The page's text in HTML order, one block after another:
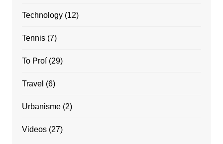
Technology(12)
Tennis(7)
To Proí(29)
Travel (6)
Urbanisme(2)
Videos(27)